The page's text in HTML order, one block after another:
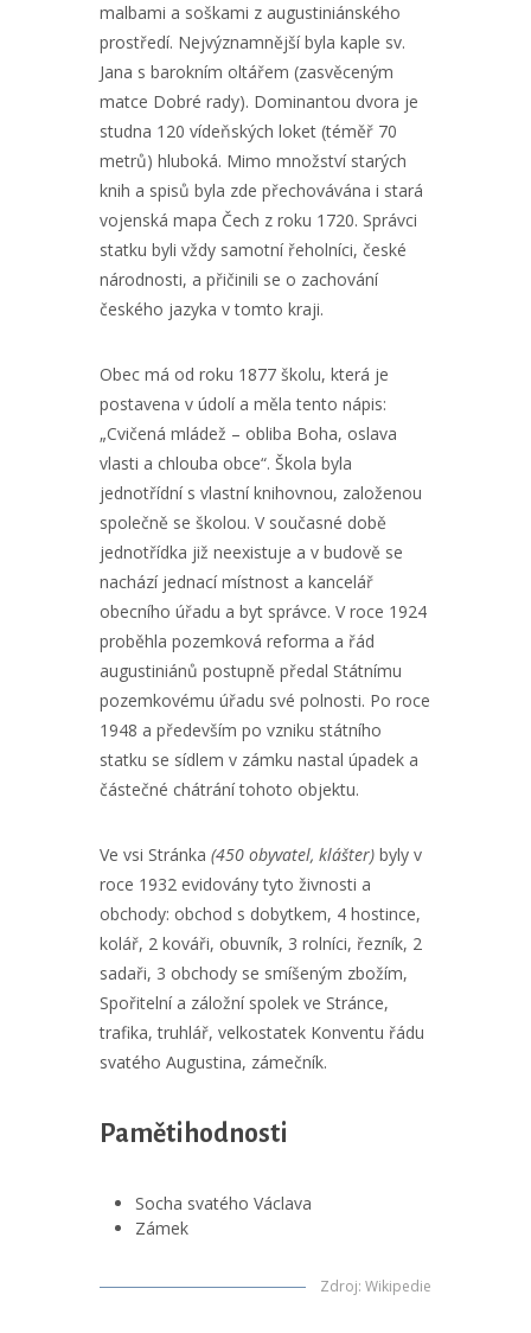
malbami a soškami z augustiniánského
prostředí. Nejvýznamnější byla kaple sv.
Jana s barokním oltářem (zasvěceným
matce Dobré rady). Dominantou dvora je
studna 120 vídeňských loket (téměř 70
metrů) hluboká. Mimo množství starých
knih a spisů byla zde přechovávána i stará
vojenská mapa Čech z roku 1720. Správci
statku byli vždy samotní řeholníci, české
národnosti, a přičinili se o zachování
českého jazyka v tomto kraji.
Obec má od roku 1877 školu, která je
postavena v údolí a měla tento nápis:
„Cvičená mládež – obliba Boha, oslava
vlasti a chlouba obce“. Škola byla
jednotřídní s vlastní knihovnou, založenou
společně se školou. V současné době
jednotřídka již neexistuje a v budově se
nachází jednací místnost a kancelář
obecního úřadu a byt správce. V roce 1924
proběhla pozemková reforma a řád
augustiniánů postupně předal Státnímu
pozemkovému úřadu své polnosti. Po roce
1948 a především po vzniku státního
statku se sídlem v zámku nastal úpadek a
částečné chátrání tohoto objektu.
Ve vsi Stránka (450 obyvatel, klášter) byly v
roce 1932 evidovány tyto živnosti a
obchody: obchod s dobytkem, 4 hostince,
kolář, 2 kováři, obuvník, 3 rolníci, řezník, 2
sadaři, 3 obchody se smíšeným zbožím,
Spořitelní a záložní spolek ve Stránce,
trafika, truhlář, velkostatek Konventu řádu
svatého Augustina, zámečník.
Pamětihodnosti
Socha svatého Václava
Zámek
Zdroj: Wikipedie